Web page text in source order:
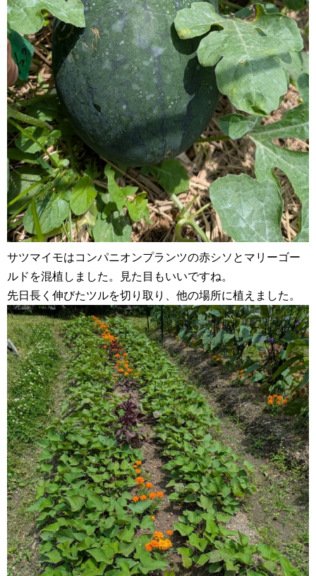
サツマイモはコンパニオンプランツの赤シソとマリーゴー
ルドを混植しました。見た目もいいですね。
先日長く伸びたツルを切り取り、他の場所に植えました。